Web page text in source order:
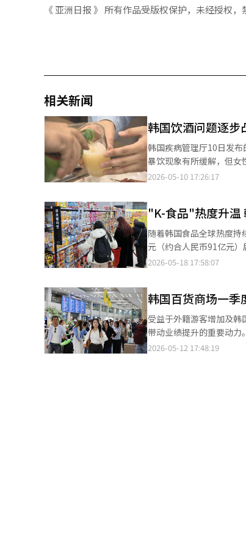
《 亚洲日报 》 所有作品受版权保护，未经授权，
相关新闻
韩国饮酒问题逐步
韩国疾病管理厅10日发
暴饮现象有所缓解，但
连续10年维持在高位，成为所有年龄及性
中，男性标准为一次饮用7杯以上
间差异明显。20至29岁
57.2%。相比之下，40至49
前韩国暴饮率最高的群体
频饮酒习惯并未随年龄增长而明显改善
饮率最高的年龄层。 在饮酒频率方面，男性以“每周一次左右”暴饮最为常见，占31%；女性则以“每月一次左
右”为主，占14.8%。 随着饮酒相关健康风险受到关注，韩国政府也开始强化酒类警示措施。韩国保健福祉部与韩国
健康增进开发院表示，
2026-05-10 17:26:17
"K-食品"热度升温
随着韩国食品全球热度
元（约合人民币91亿元
要动力。 据流通业日前消息，三大方便面企业今年第一季度均实现业绩改善。在韩国国内消费市场低迷、原材料价格
35%；营业利润达1771
为业绩增长核心动力。 农心海外业务同样保持快速增长。今年第一季度公司销售总额为9340亿韩元，同比增长
4.6%；其中海外法人销
润同比增长20.1%至674亿
倒翁海外业务占比仍相对
2026-05-18 17:58:07
韩国百货商场一季
受益于外籍游客增加及
带动业绩提升的重要动力。
集团12日公布财报显示
2026-05-12 17:48:19